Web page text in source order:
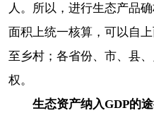
人。所以，进行生态产品
面积上统一核算，可以自
至乡村；各省份、市、县
权。
生态资产纳入GDP的